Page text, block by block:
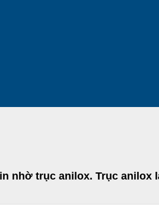
nhờ trục anilox. Trục anilox